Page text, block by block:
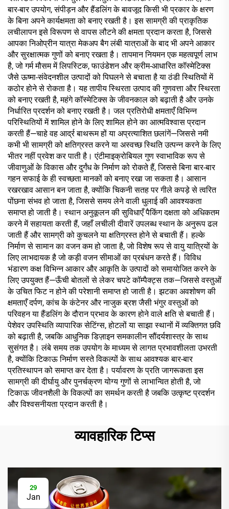
बार-बार उपयोग, संपीड़न और हैंडलिंग के बावजूद किसी भी प्रकार के क्षरण
के बिना अपने कार्यक्षमता को बनाए रखती है। इस सामग्री की प्राकृतिक
लचीलापन इसे विरूपण से वापस लौटने की क्षमता प्रदान करता है, जिससे
आपका निओप्रीन यात्रा मेकअप बैग लंबी यात्राओं के बाद भी अपने आकार
और सुरक्षात्मक गुणों को बनाए रखता है। तापमान नियमन एक महत्वपूर्ण लाभ
है, जो गर्म मौसम में लिपस्टिक, फाउंडेशन और क्रीम-आधारित कॉस्मेटिक्स
जैसे ऊष्मा-संवेदनशील उत्पादों को पिघलने से बचाता है या ठंडी स्थितियों में
कठोर होने से रोकता है। यह तापीय स्थिरता उत्पाद की गुणवत्ता और स्थिरता
को बनाए रखती है, महंगे कॉस्मेटिक्स के जीवनकाल को बढ़ाती है और उनके
निर्धारित प्रदर्शन को बनाए रखती है। जल प्रतिरोधी क्षमताएँ विभिन्न
परिस्थितियों में शामिल होने के लिए शामिल होने का आत्मविश्वास प्रदान
करती हैं—चाहे वह आर्द्र बाथरूम हों या अप्रत्याशित छलांगें—जिससे नमी
कभी भी सामग्री को क्षतिग्रस्त करने या अस्वच्छ स्थिति उत्पन्न करने के लिए
भीतर नहीं प्रवेश कर पाती है। एंटीमाइक्रोबियल गुण स्वाभाविक रूप से
जीवाणुओं के विकास और दुर्गंध के निर्माण को रोकते हैं, जिससे बिना बार-बार
गहन सफाई के ही स्वच्छता मानकों को बनाए रखा जा सकता है। आसान
रखरखाव आसान बन जाता है, क्योंकि चिकनी सतह पर गीले कपड़े से त्वरित
पोंछना संभव हो जाता है, जिससे समय लेने वाली धुलाई की आवश्यकता
समाप्त हो जाती है। स्थान अनुकूलन की सुविधाएँ पैकिंग दक्षता को अधिकतम
करने में सहायता करती हैं, जहाँ लचीली दीवारें उपलब्ध स्थान के अनुरूप ढल
जाती हैं और सामग्री को कुचलने या क्षतिग्रस्त होने से बचाती हैं। हल्के
निर्माण से सामान का वजन कम हो जाता है, जो विशेष रूप से वायु यात्रियों के
लिए लाभदायक है जो कड़ी वजन सीमाओं का प्रबंधन करते हैं। विविध
भंडारण कक्ष विभिन्न आकार और आकृति के उत्पादों को समायोजित करने के
लिए उपयुक्त हैं—ऊँची बोतलों से लेकर चपटे कॉम्पैक्ट्स तक—जिससे वस्तुओं
के उचित फिट न होने की परेशानी समाप्त हो जाती है। झटका अवशोषण की
क्षमताएँ दर्पण, कांच के कंटेनर और नाजुक ब्रश जैसी भंगुर वस्तुओं को
परिवहन या हैंडलिंग के दौरान प्रभाव के कारण होने वाले क्षति से बचाती हैं।
पेशेवर उपस्थिति व्यापारिक सेटिंग्स, होटलों या साझा स्थानों में व्यक्तिगत छवि
को बढ़ाती है, जबकि आधुनिक डिज़ाइन समकालीन सौंदर्यशास्त्र के साथ
सुसंगत है। लंबे समय तक उपयोग के माध्यम से लागत प्रभावशीलता उभरती
है, क्योंकि टिकाऊ निर्माण सस्ते विकल्पों के साथ आवश्यक बार-बार
प्रतिस्थापन को समाप्त कर देता है। पर्यावरण के प्रति जागरूकता इस
सामग्री की दीर्घायु और पुनर्चक्रण योग्य गुणों से लाभान्वित होती है, जो
टिकाऊ जीवनशैली के विकल्पों का समर्थन करती है जबकि उत्कृष्ट प्रदर्शन
और विश्वसनीयता प्रदान करती है।
व्यावहारिक टिप्स
29
Jan